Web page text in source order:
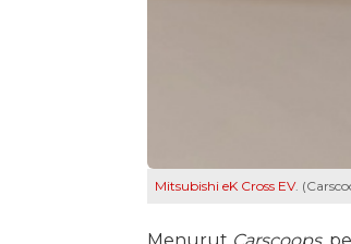
Mitsubishi eK Cross EV.